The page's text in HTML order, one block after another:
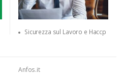
Sicurezza sul Lavoro e Haccp
Anfos.it